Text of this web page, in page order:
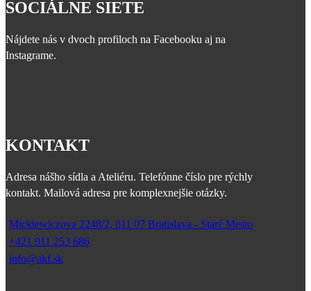
SOCIÁLNE SIETE
Nájdete nás v dvoch profiloch na Facebooku aj na
Instagrame.
KONTAKT
Adresa nášho sídla a Ateliéru. Telefónne číslo pre rýchly
kontakt. Mailová adresa pre komplexnejšie otázky.
Mickiewiczova 2248/2, 811 07 Bratislava - Staré Mesto
+421 911 253 686
info@akf.sk